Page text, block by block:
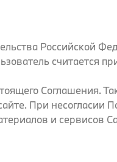
Российской
считается
Соглашения.
При несогласии
и сервисов